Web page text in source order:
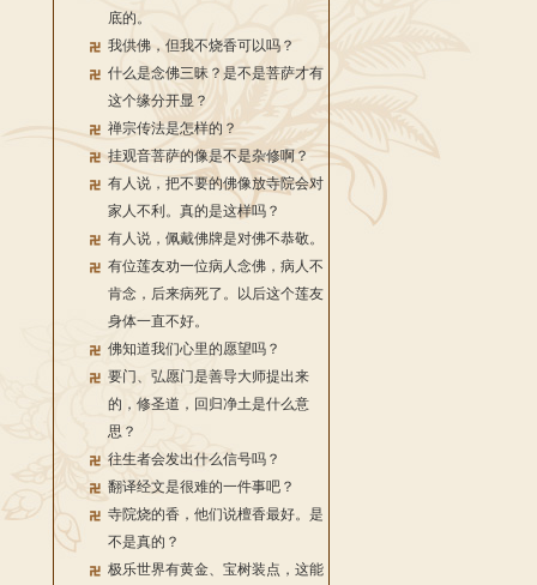
底的。
我供佛，但我不烧香可以吗？
什么是念佛三昧？是不是菩萨才有
这个缘分开显？
禅宗传法是怎样的？
挂观音菩萨的像是不是杂修啊？
有人说，把不要的佛像放寺院会对
家人不利。真的是这样吗？
有人说，佩戴佛牌是对佛不恭敬。
有位莲友劝一位病人念佛，病人不
肯念，后来病死了。以后这个莲友
身体一直不好。
佛知道我们心里的愿望吗？
要门、弘愿门是善导大师提出来
的，修圣道，回归净土是什么意
思？
往生者会发出什么信号吗？
翻译经文是很难的一件事吧？
寺院烧的香，他们说檀香最好。是
不是真的？
极乐世界有黄金、宝树装点，这能